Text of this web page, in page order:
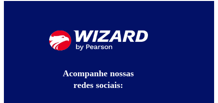
Acompanhe nossas
redes sociais: